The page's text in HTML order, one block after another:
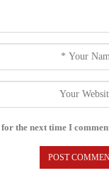
the next time I